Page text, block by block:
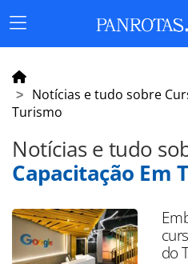
Menu
Principal
Notícias e tudo sobre
Turismo
Notícias e tudo
Capacitação Em
do